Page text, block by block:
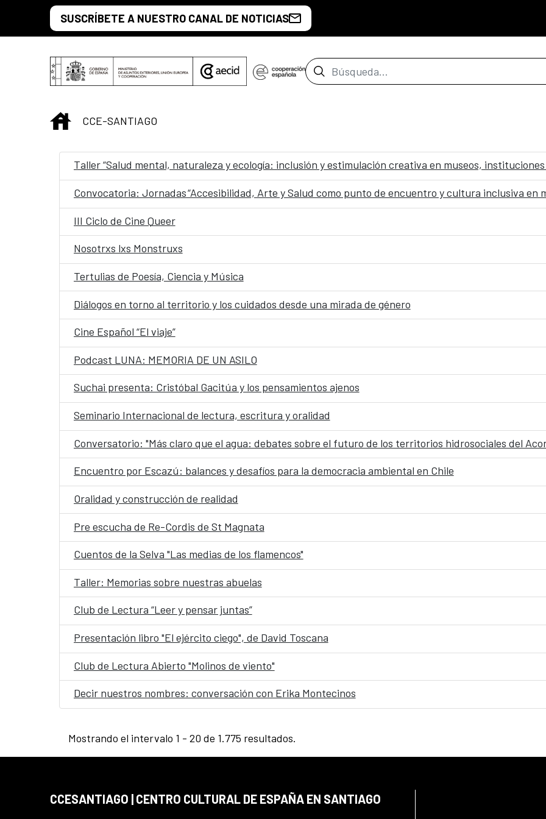
Saltar al contenido principal
SUSCRÍBETE A NUESTRO CANAL DE NOTICIAS
Barra de búsqueda
INICIO
CCE-SANTIAGO
Taller “Salud mental, naturaleza y ecología: inclusión y estimulación creativa en museos,
III Ciclo de Cine Queer
Nosotrxs lxs Monstruxs
Tertulias de Poesía, Ciencia y Música
Diálogos en torno al territorio y los cuidados desde una mirada de género
Cine Español “El viaje”
Podcast LUNA: MEMORIA DE UN ASILO
Suchai presenta: Cristóbal Gacitúa y los pensamientos ajenos
Seminario Internacional de lectura, escritura y oralidad
Conversatorio: "Más claro que el agua: debates sobre el futuro de los territorios hidrosociales del
Encuentro por Escazú: balances y desafíos para la democracia ambiental en Chile
Oralidad y construcción de realidad
Pre escucha de Re-Cordis de St Magnata
Cuentos de la Selva "Las medias de los flamencos"
Taller: Memorias sobre nuestras abuelas
Club de Lectura “Leer y pensar juntas”
Presentación libro "El ejército ciego", de David Toscana
Club de Lectura Abierto "Molinos de viento"
Decir nuestros nombres: conversación con Erika Montecinos
Mostrando el intervalo 1 - 20 de 1.775 resultados.
CCESANTIAGO | CENTRO CULTURAL DE ESPAÑA EN SANTIAGO